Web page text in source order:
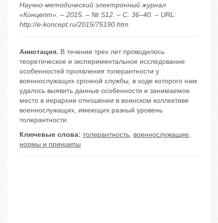
Научно-методический электронный журнал
«Концепт». – 2015. – № S12. – С. 36–40. – URL:
http://e-koncept.ru/2015/75190.htm.
Аннотация. В течение трех лет проводилось
теоретическое и экспериментальное исследование
особенностей проявления толерантности у
военнослужащих срочной службы, в ходе которого нам
удалось выявить данные особенности и занимаемое
место в иерархии отношении в воинском коллективе
военнослужащих, имеющих разный уровень
толерантности.
Ключевые слова: толерантность, военнослужащие,
нормы и принципы